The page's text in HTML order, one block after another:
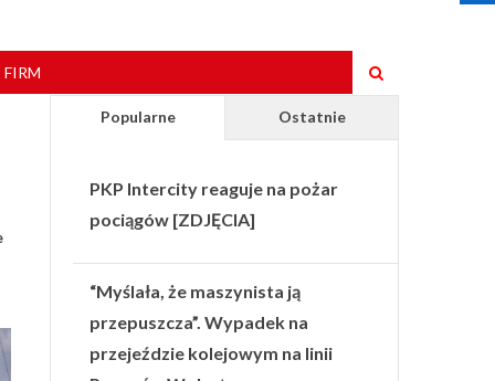
Popularne Ostatnie
PKP Intercity reaguje na pożar
pociągów [ZDJĘCIA]
“Myślała, że maszynista ją
przepuszcza”. Wypadek na
przejeździe kolejowym na linii